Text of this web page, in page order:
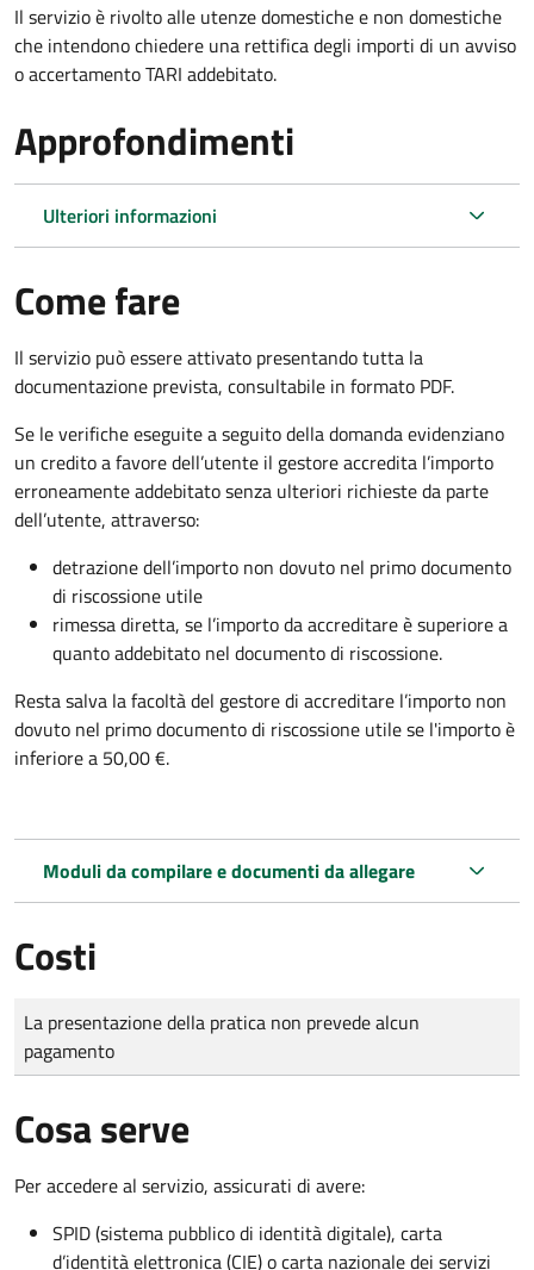
Il servizio è rivolto alle utenze domestiche e non domestiche
che intendono chiedere una rettifica degli importi di un avviso
o accertamento TARI addebitato.
Approfondimenti
Ulteriori informazioni
Come fare
Il servizio può essere attivato presentando tutta la
documentazione prevista, consultabile in formato PDF.
Se le verifiche eseguite a seguito della domanda evidenziano
un credito a favore dell’utente il gestore accredita l’importo
erroneamente addebitato senza ulteriori richieste da parte
dell’utente, attraverso:
detrazione dell’importo non dovuto nel primo documento
di riscossione utile
rimessa diretta, se l’importo da accreditare è superiore a
quanto addebitato nel documento di riscossione.
Resta salva la facoltà del gestore di accreditare l’importo non
dovuto nel primo documento di riscossione utile se l'importo è
inferiore a 50,00 €.
Moduli da compilare e documenti da allegare
Costi
Tipo di pagamento
Importo
La presentazione della pratica non prevede alcun
pagamento
Cosa serve
Per accedere al servizio, assicurati di avere:
SPID (sistema pubblico di identità digitale), carta
d’identità elettronica (CIE) o carta nazionale dei servizi